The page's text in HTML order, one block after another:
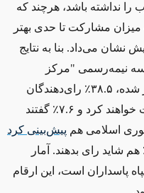
را نداشته باشد، هرچند که
مشارکت تا حدی بهتر
نشان می‌داد. بنا به نتایج
نیمه‌رسمی "مرکز
افکارسنجی دانشجویان ایران" منتشر شده، ۳۸.۵٪ رای‌دهندگان
گفته بودند قطعا در انتخابات مشارکت خواهند کرد و ۷.۶٪ گفتند
اسلامی هم پیش‌بینی کرد
از رای‌دهندگان قطعا، و ۲۹.۵٪ هم شاید رای بدهند. آمار
پاسداران است، این ارقام